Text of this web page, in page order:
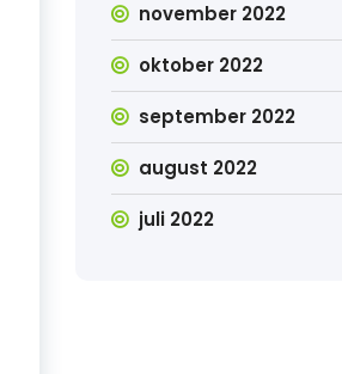
november 2022
oktober 2022
september 2022
august 2022
juli 2022